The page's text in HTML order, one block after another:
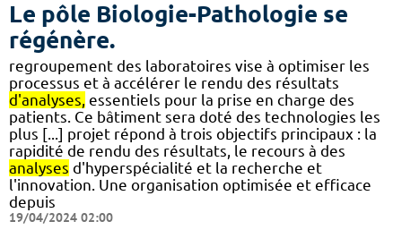
Le pôle Biologie-Pathologie se
régénère.
regroupement des laboratoires vise à optimiser les
processus et à accélérer le rendu des résultats
d'analyses, essentiels pour la prise en charge des
patients. Ce bâtiment sera doté des technologies les
plus [...] projet répond à trois objectifs principaux : la
rapidité de rendu des résultats, le recours à des
analyses d'hyperspécialité et la recherche et
l'innovation. Une organisation optimisée et efficace
depuis
19/04/2024 02:00